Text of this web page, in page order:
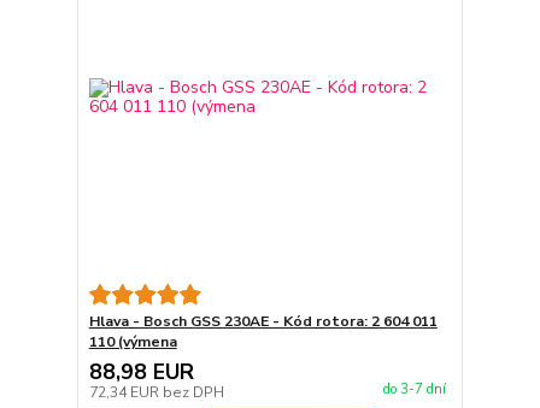
Hlava - Bosch GSS 230AE - Kód rotora: 2 604 011
110 (výmena
88,98 EUR
72,34 EUR bez DPH do 3-7 dní